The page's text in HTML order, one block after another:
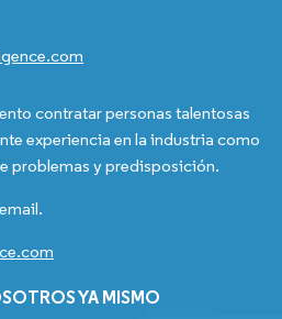
contratar personas talentosas
experiencia en la industria como
problemas y predisposición.
YA MISMO